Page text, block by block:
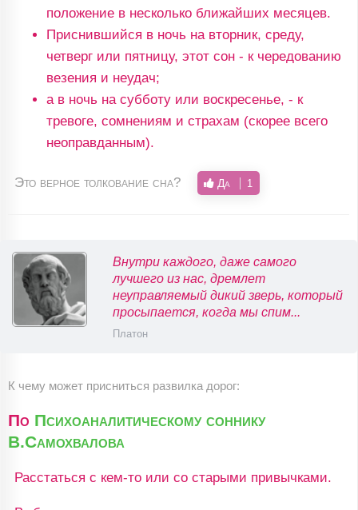
положение в несколько ближайших месяцев.
Приснившийся в ночь на вторник, среду,
четверг или пятницу, этот сон - к чередованию
везения и неудач;
а в ночь на субботу или воскресенье, - к
тревоге, сомнениям и страхам (скорее всего
неоправданным).
Это верное толкование сна? Да 1
Внутри каждого, даже самого
лучшего из нас, дремлет
неуправляемый дикий зверь, который
просыпается, когда мы спим...
Платон
К чему может присниться развилка дорог:
По Психоаналитическому соннику
В.Самохвалова
Расстаться с кем-то или со старыми привычками.